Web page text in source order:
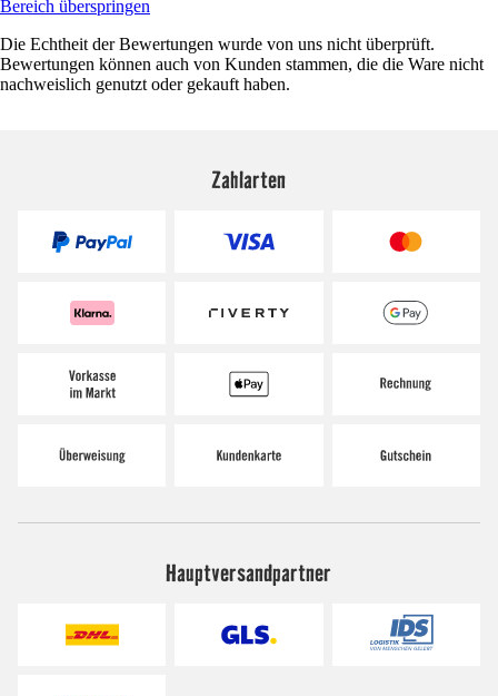
Bereich überspringen
Die Echtheit der Bewertungen wurde von uns nicht überprüft.
Bewertungen können auch von Kunden stammen, die die Ware nicht
nachweislich genutzt oder gekauft haben.
Zahlarten
Hauptversandpartner